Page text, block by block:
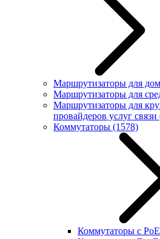
Маршрутизаторы для
Маршрутизаторы для
Маршрутизаторы для
провайдеров услуг связи
Коммутаторы (1578)
Коммутаторы с PoE